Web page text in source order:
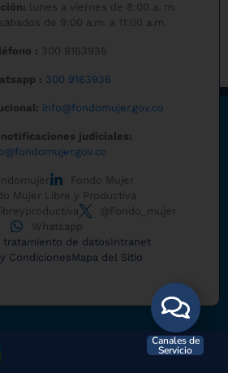
lunes a viernes de 8:00 a. m.
de 9:00 a.m. a 11:00 a.m.
: 300 9163936
: 300 9163936
info@fondomujer.gov.co
judiciales:
Fondo Mujer
Mujer Libre y Productiva
@Fondo_mujer
Whatsapp
tratamiento de datosIntranet
CondicionesMapa del Sitio
Canales de
Servicio